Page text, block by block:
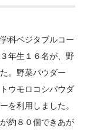
ポート
流プログラ
質問
ーカイブ
科ベジタブルコー
年生１６名が、野
。野菜パウダー
ウモロコシパウダ
を利用しました。
約８０個できあが